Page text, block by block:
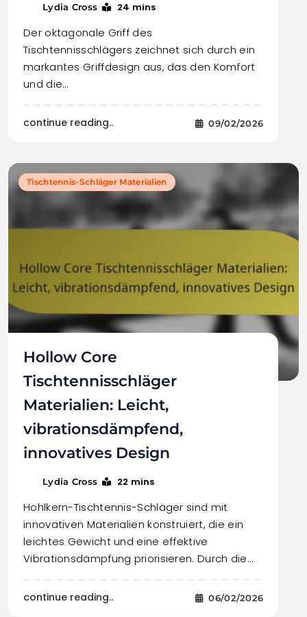
Lydia Cross 24 mins
Der oktagonale Griff des
Tischtennisschlägers zeichnet sich durch ein
markantes Griffdesign aus, das den Komfort
und die…
continue reading.. 09/02/2026
Tischtennis-Schläger Materialien
Hollow Core
Tischtennisschläger
Materialien: Leicht,
vibrationsdämpfend,
innovatives Design
Lydia Cross 22 mins
Hohlkern-Tischtennis-Schläger sind mit
innovativen Materialien konstruiert, die ein
leichtes Gewicht und eine effektive
Vibrationsdämpfung priorisieren. Durch die…
continue reading.. 06/02/2026